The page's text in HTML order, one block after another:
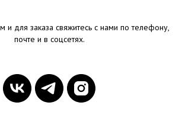
для заказа свяжитесь с нами по телефону,
почте и в соцсетях.